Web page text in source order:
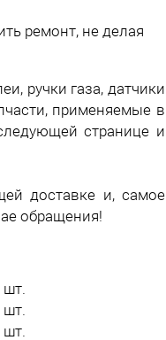
ремонт, не делая
ручки газа, датчики
применяемые в
странице и
доставке и, самое
обращения!
шт.
шт.
шт.